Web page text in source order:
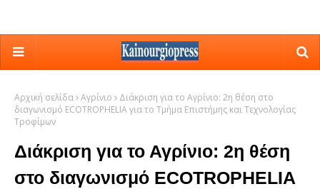
Αρχική σελίδα Αγρίνιο
Διάκριση για το Αγρίνιο: 2η θέση στο
διαγωνισμό ECOTROPHELIA για το Τμήμα Επιστήμης και Τεχνολογίας
Τροφίμων
Διάκριση για το Αγρίνιο: 2η θέση
στο διαγωνισμό ECOTROPHELIA